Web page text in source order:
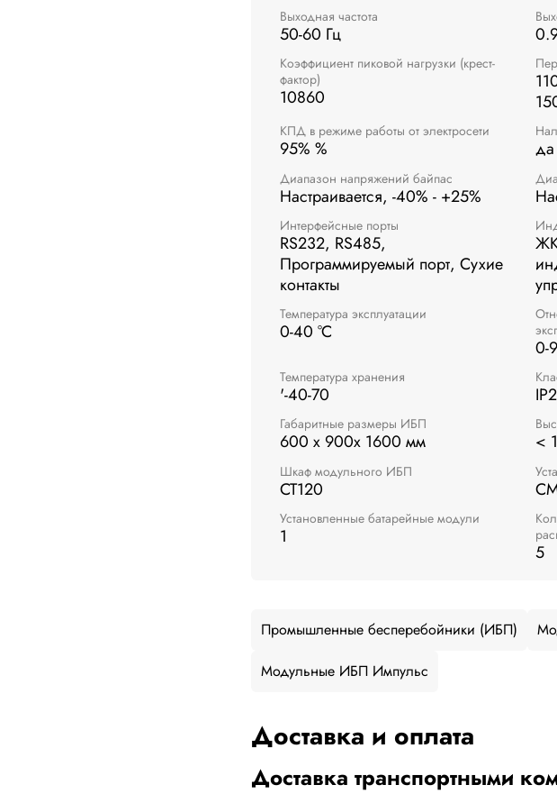
Выходная частота
50-60 Гц
Коэффициент пиковой нагрузки (крест-
фактор)
10860
КПД в режиме работы от электросети
95% % да
Диапазон напряжений байпас
Настраивается, -40% - +25%
Интерфейсные порты
RS232, RS485,
Программируемый порт, Сухие
контакты
Температура эксплуатации
0-40 °C
0-
Температура хранения
'-40-70
Габаритные размеры ИБП
600 x 900x 1600 мм <
Шкаф модульного ИБП
СТ120
Установленные батарейные модули
1
5
Промышленные бесперебойники (ИБП)
Модульные ИБП Импульс
Доставка и оплата
Доставка транспортными